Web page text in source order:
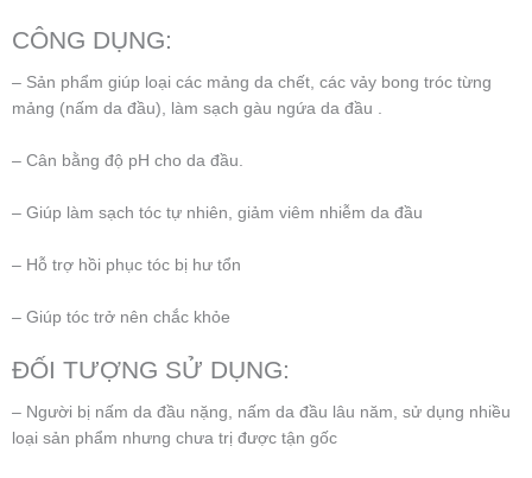
CÔNG DỤNG:
– Sản phẩm giúp loại các mảng da chết, các vảy bong tróc từng
mảng (nấm da đầu), làm sạch gàu ngứa da đầu .
– Cân bằng độ pH cho da đầu.
– Giúp làm sạch tóc tự nhiên, giảm viêm nhiễm da đầu
– Hỗ trợ hồi phục tóc bị hư tổn
– Giúp tóc trở nên chắc khỏe
ĐỐI TƯỢNG SỬ DỤNG:
– Người bị nấm da đầu nặng, nấm da đầu lâu năm, sử dụng nhiều
loại sản phẩm nhưng chưa trị được tận gốc